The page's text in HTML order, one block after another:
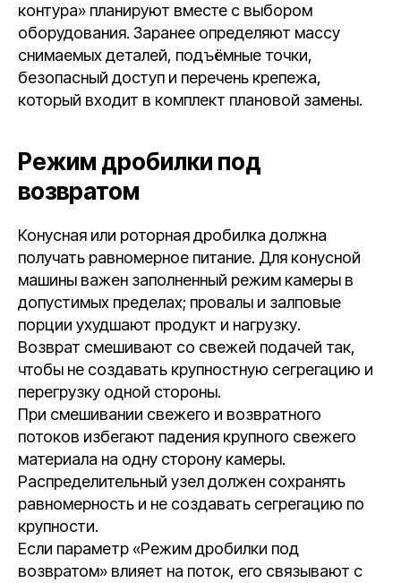
контура» планируют вместе с выбором
оборудования. Заранее определяют массу
снимаемых деталей, подъёмные точки,
безопасный доступ и перечень крепежа,
который входит в комплект плановой замены.
Режим дробилки под
возвратом
Конусная или роторная дробилка должна
получать равномерное питание. Для конусной
машины важен заполненный режим камеры в
допустимых пределах; провалы и залповые
порции ухудшают продукт и нагрузку.
Возврат смешивают со свежей подачей так,
чтобы не создавать крупностную сегрегацию и
перегрузку одной стороны.
При смешивании свежего и возвратного
потоков избегают падения крупного свежего
материала на одну сторону камеры.
Распределительный узел должен сохранять
равномерность и не создавать сегрегацию по
крупности.
Если параметр «Режим дробилки под
возвратом» влияет на поток, его связывают с